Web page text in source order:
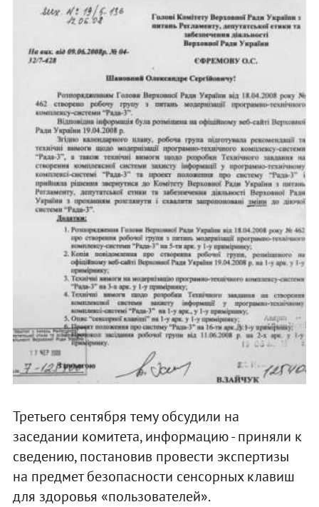
Третьего сентября тему обсудили на
заседании комитета, информацию - приняли к
сведению, постановив провести экспертизы
на предмет безопасности сенсорных клавиш
для здоровья «пользователей».